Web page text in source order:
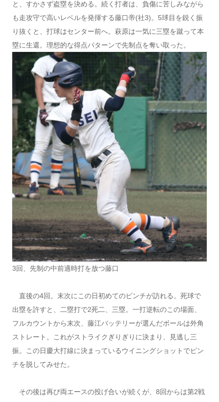
と、すかさず盗塁を決める。続く打者は、負傷に苦しみながら
も走攻守で高いレベルを発揮する藤口帝(社3)。5球目を鋭く振
り抜くと、打球はセンター前へ。萩原は一気に三塁を蹴って本
塁に生還。理想的な得点パターンで先制点を奪い取った。
3回、先制の中前適時打を放つ藤口
直後の4回。末次にこの日初めてのピンチが訪れる。死球で
出塁を許すと、二塁打で2死二、三塁。一打逆転のこの場面、
フルカウントから末次、藤江バッテリーが選んだボールは外角
ストレート。これがストライクぎりぎりに決まり、見逃し三
振。この日慶大打線に決まっているウイニングショットでピン
チを脱してみせた。
その後は再び両エースの投げ合いが続くが、8回からは第2戦